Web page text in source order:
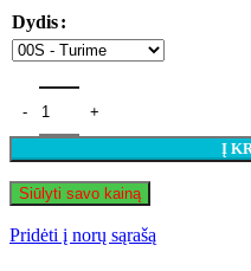
Dydis
produkto kiekis: Huppa kepurė-
Į
Siūlyti savo kainą
Pridėti į norų sąrašą